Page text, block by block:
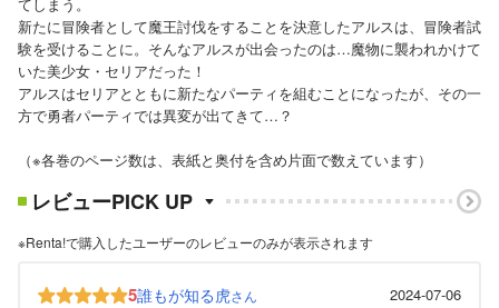
新たに冒険者として魔王討伐をすることを決意したアルスは、冒険者試
験を受けることに。そんなアルスが出会ったのは…魔物に襲われかけて
いた美少女・セリアだった！
アルスはセリアとともに新たなパーティを組むことになったが、その一
方で勇者パーティでは異変が出てきて…？
（※各巻のページ数は、表紙と奥付を含め片面で数えています）
レビューPICK UP
※Renta!で購入したユーザーのレビューのみが表示されます
5誰もが知る虎さん
2024-07-06